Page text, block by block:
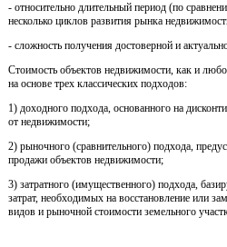
- относительно длительный период (по
несколько циклов развития рынка
- сложность получения достоверной и
Стоимость объектов недвижимости, как и
на основе трех классических подходов:
1) доходного подхода, основанного на
от недвижимости;
2) рыночного (сравнительного) подхода,
продажи объектов недвижимости;
3) затратного (имущественного) подхода,
затрат, необходимых на восстановление или
видов и рыночной стоимости земельного